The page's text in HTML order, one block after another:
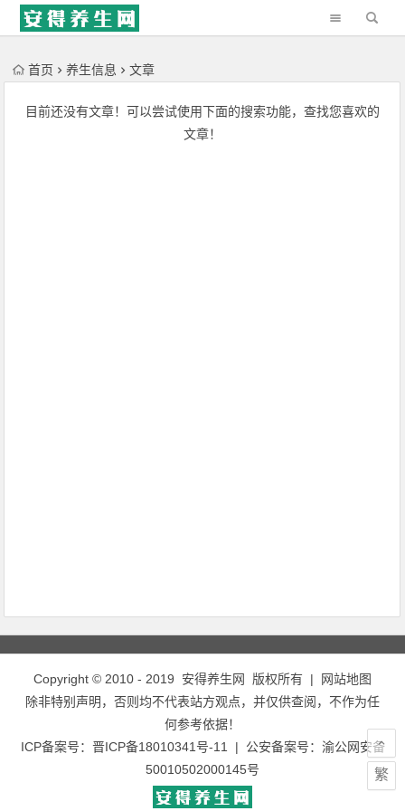
'); })();
首页 养生信息 文章
目前还没有文章！可以尝试使用下面的搜索功能，查找您喜欢的
文章！
Copyright © 2010 - 2019 安得养生网 版权所有 |
网站地图
除非特别声明，否则均不代表站方观点，并仅供查阅，不作为任
何参考依据！
ICP备案号： 晋ICP备18010341号-11 | 公安备案号： 渝公网安备
50010502000145号
繁